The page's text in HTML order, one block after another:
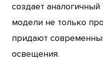
создает
модели не только
придают
освещения.